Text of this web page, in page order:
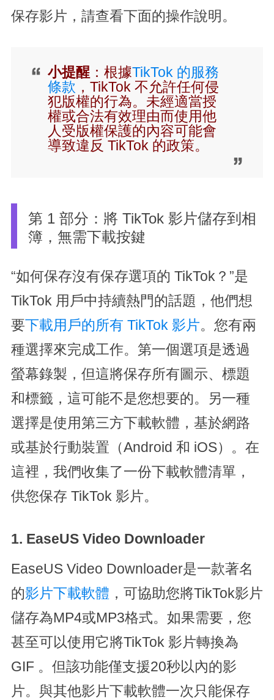
保存影片，請查看下面的操作說明。
小提醒：根據TikTok 的服務
條款 ，TikTok 不允許任何侵
犯版權的行為。未經適當授
權或合法有效理由而使用他
人受版權保護的內容可能會
導致違反 TikTok 的政策。
第 1 部分：將 TikTok 影片儲存到相
簿，無需下載按鍵
“如何保存沒有保存選項的 TikTok？”是
TikTok 用戶中持續熱門的話題，他們想
要下載用戶的所有 TikTok 影片。您有兩
種選擇來完成工作。第一個選項是透過
螢幕錄製，但這將保存所有圖示、標題
和標籤，這可能不是您想要的。另一種
選擇是使用第三方下載軟體，基於網路
或基於行動裝置（Android 和 iOS）。在
這裡，我們收集了一份下載軟體清單，
供您保存 TikTok 影片。
1. EaseUS Video Downloader
EaseUS Video Downloader是一款著名
的影片下載軟體 ，可協助您將TikTok影片
儲存為MP4或MP3格式。如果需要，您
甚至可以使用它將TikTok 影片轉換為
GIF 。但該功能僅支援20秒以內的影
片。與其他影片下載軟體一次只能保存